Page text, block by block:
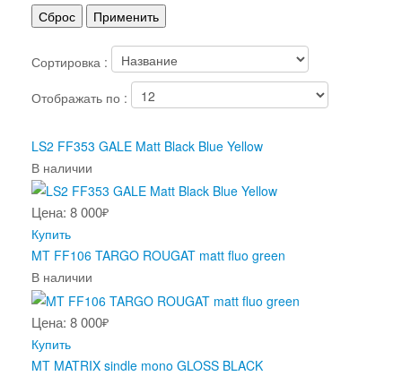
Сортировка :
Отображать по :
LS2 FF353 GALE Matt Black Blue Yellow
В наличии
Цена: 8 000₽
Купить
MT FF106 TARGO ROUGAT matt fluo green
В наличии
Цена: 8 000₽
Купить
MT MATRIX sindle mono GLOSS BLACK